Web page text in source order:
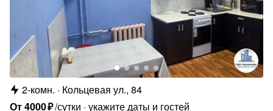
2-комн.
Кольцевая ул., 84
От4000₽/сутки укажите даты и гостей